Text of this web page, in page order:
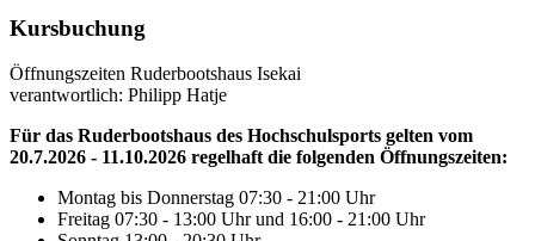
Kursbuchung
Öffnungszeiten Ruderbootshaus Isekai
verantwortlich: Philipp Hatje
Für das Ruderbootshaus des Hochschulsports gelten vom
20.7.2026 - 11.10.2026 regelhaft die folgenden Öffnungszeiten:
Montag bis Donnerstag 07:30 - 21:00 Uhr
Freitag 07:30 - 13:00 Uhr und 16:00 - 21:00 Uhr